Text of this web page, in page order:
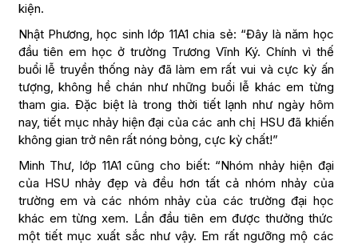
kiện.
Nhật Phương, học sinh lớp 11A1 chia sẻ: “Đây là năm học
đầu tiên em học ở trường Trương Vĩnh Ký. Chính vì thế
buổi lễ truyền thống này đã làm em rất vui và cực kỳ ấn
tượng, không hề chán như những buổi lễ khác em từng
tham gia. Đặc biệt là trong thời tiết lạnh như ngày hôm
nay, tiết mục nhảy hiện đại của các anh chị HSU đã khiến
không gian trở nên rất nóng bỏng, cực kỳ chất!”
Minh Thư, lớp 11A1 cũng cho biết: “Nhóm nhảy hiện đại
của HSU nhảy đẹp và đều hơn tất cả nhóm nhảy của
trường em và các nhóm nhảy của các trường đại học
khác em từng xem. Lần đầu tiên em được thưởng thức
một tiết mục xuất sắc như vậy. Em rất ngưỡng mộ các